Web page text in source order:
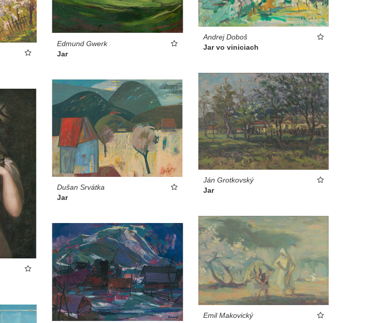
Edmund Gwerk
Jar
Andrej Doboš
Jar vo viniciach
Ján Grotkovský
Jar
Dušan Srvátka
Jar
Emil Makovický